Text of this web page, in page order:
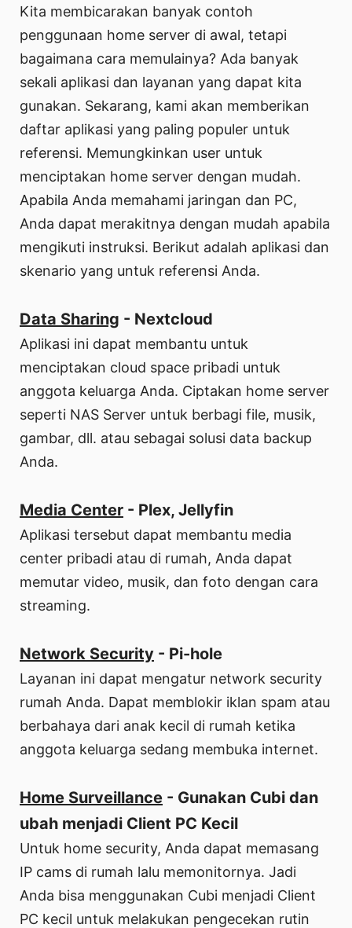
Kita membicarakan banyak contoh
penggunaan home server di awal, tetapi
bagaimana cara memulainya? Ada banyak
sekali aplikasi dan layanan yang dapat kita
gunakan. Sekarang, kami akan memberikan
daftar aplikasi yang paling populer untuk
referensi. Memungkinkan user untuk
menciptakan home server dengan mudah.
Apabila Anda memahami jaringan dan PC,
Anda dapat merakitnya dengan mudah apabila
mengikuti instruksi. Berikut adalah aplikasi dan
skenario yang untuk referensi Anda.
Data Sharing - Nextcloud
Aplikasi ini dapat membantu untuk
menciptakan cloud space pribadi untuk
anggota keluarga Anda. Ciptakan home server
seperti NAS Server untuk berbagi file, musik,
gambar, dll. atau sebagai solusi data backup
Anda.
Media Center - Plex, Jellyfin
Aplikasi tersebut dapat membantu media
center pribadi atau di rumah, Anda dapat
memutar video, musik, dan foto dengan cara
streaming.
Network Security - Pi-hole
Layanan ini dapat mengatur network security
rumah Anda. Dapat memblokir iklan spam atau
berbahaya dari anak kecil di rumah ketika
anggota keluarga sedang membuka internet.
Home Surveillance - Gunakan Cubi dan
ubah menjadi Client PC Kecil
Untuk home security, Anda dapat memasang
IP cams di rumah lalu memonitornya. Jadi
Anda bisa menggunakan Cubi menjadi Client
PC kecil untuk melakukan pengecekan rutin